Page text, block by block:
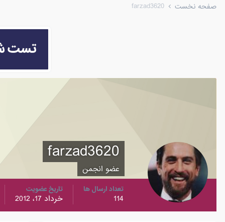
صفحه نخست farzad3620
farzad3620
عضو انجمن
تعداد ارسال ها
114
تاریخ عضویت
خرداد 17، 2012